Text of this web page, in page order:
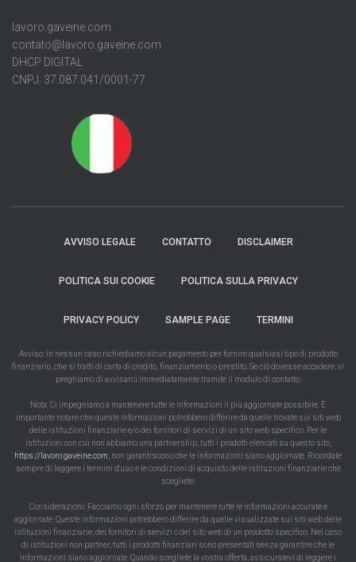
lavoro.gaveine.com
contato@lavoro.gaveine.com
DHCP DIGITAL
CNPJ: 37.087.041/0001-77
AVVISO LEGALE CONTATTO DISCLAIMER
POLITICA SUI COOKIE POLITICA SULLA PRIVACY
PRIVACY POLICY SAMPLE PAGE TERMINI
Avviso: In nessun caso richiediamo alcun pagamento per fornire qualsiasi tipo di prodotto
finanziario, che si tratti di carta di credito, finanziamento o prestito. Se ciò dovesse accadere, vi
preghiamo di avvisarci immediatamente tramite il modulo di contatto.
Nota: Ci impegniamo a mantenere tutte le informazioni il più aggiornate possibile. È
importante notare che queste informazioni potrebbero differire da quelle trovate sui siti web
delle istituzioni finanziarie e/o dei fornitori di servizi di un sito web specifico. Per le
istituzioni con cui non abbiamo una partnership, tutti i prodotti elencati su questo sito,
https://lavoro.gaveine.com, non garantiscono che le informazioni siano aggiornate. Ricordate
sempre di leggere i termini d'uso e le condizioni di acquisto delle istituzioni finanziarie che
scegliete.
Considerazioni: Facciamo ogni sforzo per mantenere tutte le informazioni accurate e
aggiornate. Queste informazioni potrebbero differire da quelle visualizzate sui siti web delle
istituzioni finanziarie, dei fornitori di servizi o del sito web di un prodotto specifico. Nel caso
di istituzioni non partner, tutti i prodotti finanziari sono presentati senza garantire che le
informazioni siano aggiornate. Quando scegliete la vostra offerta, assicuratevi di leggere i